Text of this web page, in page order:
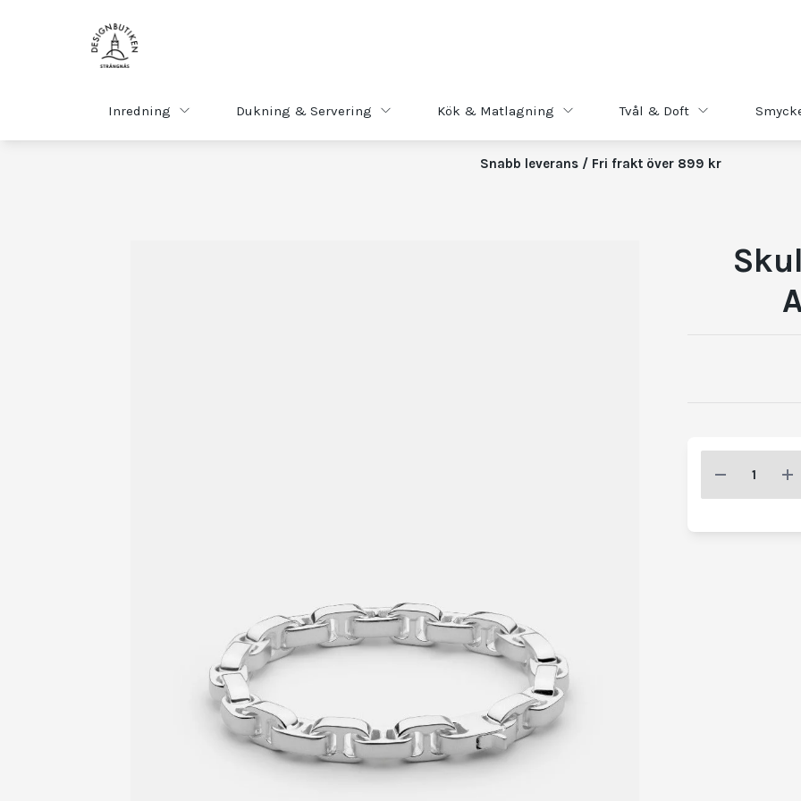
Inredning Dukning & Servering Kök & Matlagning Tvål & Doft
Snabb leverans / Fri frakt över 899 kr